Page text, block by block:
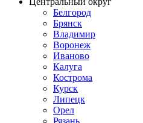
Белгород
Брянск
Владимир
Воронеж
Иваново
Калуга
Кострома
Курск
Липецк
Орел